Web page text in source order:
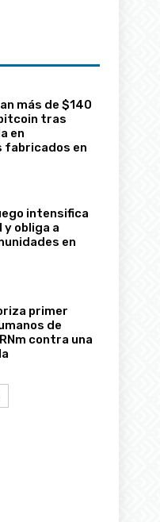
más de $140
tras
en
fabricados en
intensifica
obliga a
en
primer
de
contra una